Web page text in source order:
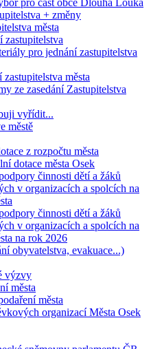
pro část obce Dlouhá Louka
+ změny
města
zastupitelstva
pro jednání zastupitelstva
města
ze zasedání Zastupitelstva
vyřídit...
městě
z rozpočtu města
dotace města Osek
činnosti dětí a žáků
v organizacích a spolcích na
činnosti dětí a žáků
v organizacích a spolcích na
na rok 2026
obyvatelstva, evakuace...)
výzvy
města
města
organizací Města Osek